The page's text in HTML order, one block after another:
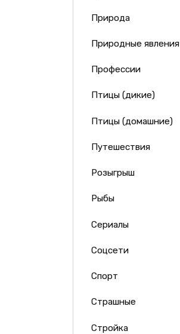
Природа
Природные явления
Профессии
Птицы (дикие)
Птицы (домашние)
Путешествия
Розыгрыш
Рыбы
Сериалы
Соцсети
Спорт
Страшные
Стройка